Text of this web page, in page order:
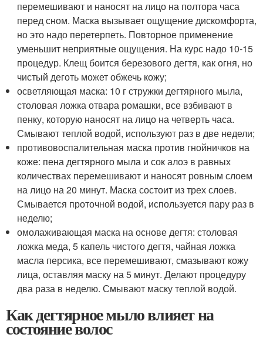
перемешивают и наносят на лицо на полтора часа
перед сном. Маска вызывает ощущение дискомфорта,
но это надо перетерпеть. Повторное применение
уменьшит неприятные ощущения. На курс надо 10-15
процедур. Клещ боится березового дегтя, как огня, но
чистый деготь может обжечь кожу;
осветляющая маска: 10 г стружки дегтярного мыла,
столовая ложка отвара ромашки, все взбивают в
пенку, которую наносят на лицо на четверть часа.
Смывают теплой водой, используют раз в две недели;
противовоспалительная маска против гнойничков на
коже: пена дегтярного мыла и сок алоэ в равных
количествах перемешивают и наносят ровным слоем
на лицо на 20 минут. Маска состоит из трех слоев.
Смывается проточной водой, используется пару раз в
неделю;
омолаживающая маска на основе дегтя: столовая
ложка меда, 5 капель чистого дегтя, чайная ложка
масла персика, все перемешивают, смазывают кожу
лица, оставляя маску на 5 минут. Делают процедуру
два раза в неделю. Смывают маску теплой водой.
Как дегтярное мыло влияет на
состояние волос